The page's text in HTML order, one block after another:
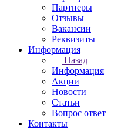
Партнеры
Отзывы
Вакансии
Реквизиты
Информация
Назад
Информация
Акции
Новости
Статьи
Вопрос ответ
Контакты